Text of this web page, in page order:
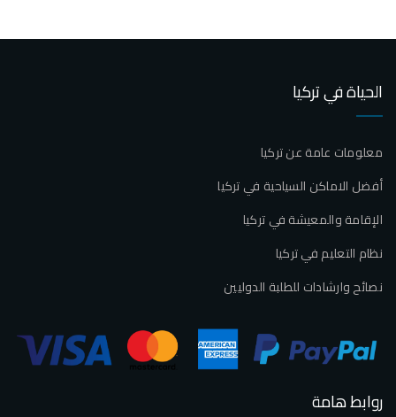
الحياة في تركيا
معلومات عامة عن تركيا
أفضل الاماكن السياحية في تركيا
الإقامة والمعيشة في تركيا
نظام التعليم في تركيا
نصائح وارشادات للطلبة الدوليين
روابط هامة